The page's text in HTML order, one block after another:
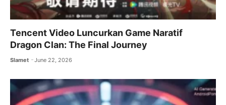
Tencent Video Luncurkan Game Naratif
Dragon Clan: The Final Journey
Slamet June 22, 2026